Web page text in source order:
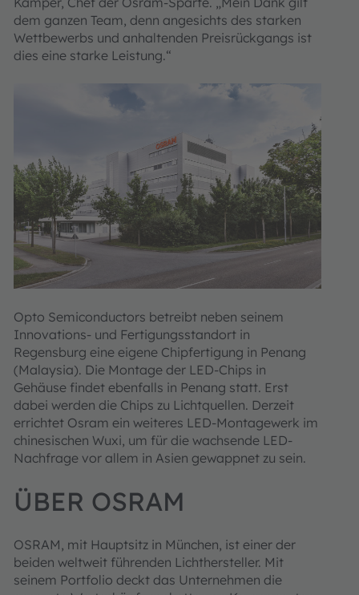
dem ganzen Team, denn angesichts des starken
Wettbewerbs und anhaltenden Preisrückgangs ist
dies eine starke Leistung.“
Opto Semiconductors betreibt neben seinem
Innovations- und Fertigungsstandort in
Regensburg eine eigene Chipfertigung in Penang
(Malaysia). Die Montage der LED-Chips in
Gehäuse findet ebenfalls in Penang statt. Erst
dabei werden die Chips zu Lichtquellen. Derzeit
errichtet Osram ein weiteres LED-Montagewerk im
chinesischen Wuxi, um für die wachsende LED-
Nachfrage vor allem in Asien gewappnet zu sein.
ÜBER OSRAM
OSRAM, mit Hauptsitz in München, ist einer der
beiden weltweit führenden Lichthersteller. Mit
seinem Portfolio deckt das Unternehmen die